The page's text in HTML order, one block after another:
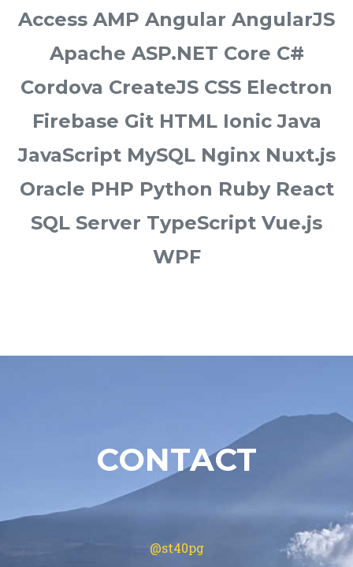
Access AMP Angular AngularJS
Apache ASP.NET Core C#
Cordova CreateJS CSS Electron
Firebase Git HTML Ionic Java
JavaScript MySQL Nginx Nuxt.js
Oracle PHP Python Ruby React
SQL Server TypeScript Vue.js
WPF
CONTACT
@st40pg